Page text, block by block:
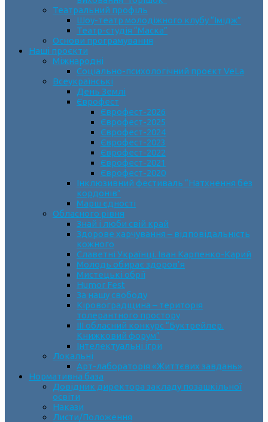
Театральний профіль
Шоу-театр молодіжного клубу “Імідж”
Театр-студія “Маска”
Основи програмування
Наші проєкти
Міжнародні
Соціально-психологічний проєкт VeLa
Всеукраїнські
День Землі
Єврофест
Єврофест-2026
Єврофест-2025
Єврофест-2024
Єврофест-2023
Єврофест-2022
Єврофест-2021
Єврофест-2020
Інклюзивний фестиваль “Натхнення без
кордонів”
Марш єдності
Обласного рівня
Знай і люби свій край
Здорове харчування – відповідальність
кожного
Славетні Українці. Іван Карпенко-Карий
Молодь обирає здоров’я
Мистецькі обрії
Humor Fest
За нашу свободу
Кіровоградщина – територія
толерантного простору
ІII обласний конкурс “Буктрейлер.
Книжковий форум”
Інтелектуальні ігри
Локальні
Арт-лабораторія «Життєвих завдань»
Нормативна база
Довідник директора закладу позашкільної
освіти
Накази
Листи/Положення